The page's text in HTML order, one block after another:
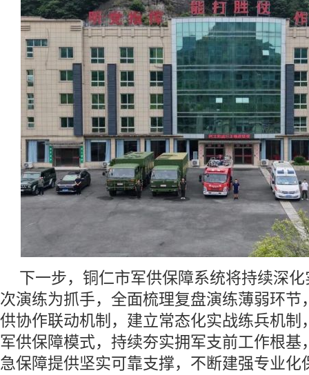
下一步，铜仁市军供保障系统将持续深
次演练为抓手，全面梳理复盘演练薄弱环节
供协作联动机制，建立常态化实战练兵机制
军供保障模式，持续夯实拥军支前工作根基
急保障提供坚实可靠支撑，不断建强专业化